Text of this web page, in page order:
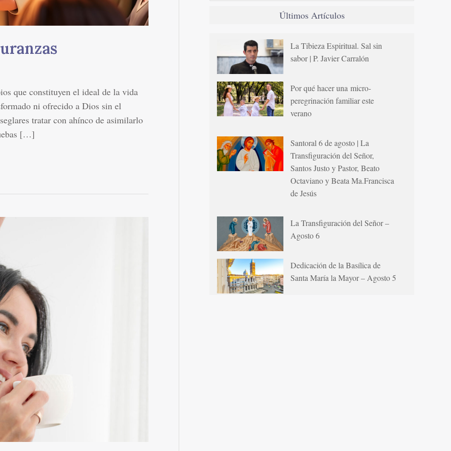
que constituyen el ideal de la vida
ni ofrecido a Dios sin el
tratar con ahínco de asimilarlo
[…]
Últimos Artículos
La Tibieza Espiritual. Sal sin
sabor | P. Javier Carralón
Por qué hacer una micro-
peregrinación familiar este
verano
Santoral 6 de agosto | La
Transfiguración del Señor,
Santos Justo y Pastor, Beato
Octaviano y Beata Ma.Francisca
de Jesús
La Transfiguración del Señor –
Agosto 6
Dedicación de la Basílica de
Santa María la Mayor – Agosto 5